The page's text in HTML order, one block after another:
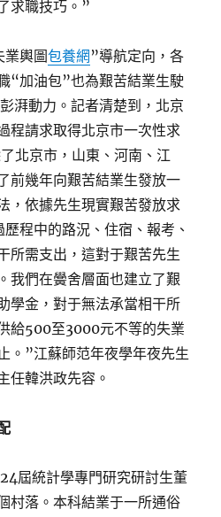
求職技巧。”
業輿圖包養網 ”導航定向，各
“加油包”也為艱苦結業生駛
湃動力。記者清楚到，北京
程請求取得北京市一次性求
北京市，山東、河南、江
前幾年向艱苦結業生發放一
，依據先生現實艱苦發放求
程中的路況、住宿、報考、
所需支出，這對于艱苦先生
我們在黌舍層面也建立了艱
學金，對于無法承當相干所
給500至3000元不等的失業
。”江蘇師范年夜學年夜先生
任韓洪政先容。
屆統計學專門研究研討生董
村落。本科結業于一所通俗